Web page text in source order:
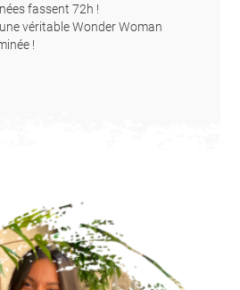
fassent 72h !
véritable Wonder Woman
!